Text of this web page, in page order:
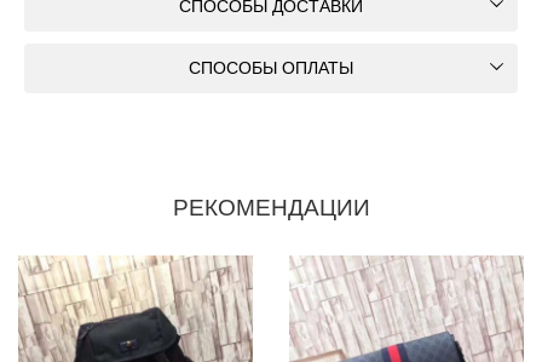
СПОСОБЫ ДОСТАВКИ
СПОСОБЫ ОПЛАТЫ
РЕКОМЕНДАЦИИ